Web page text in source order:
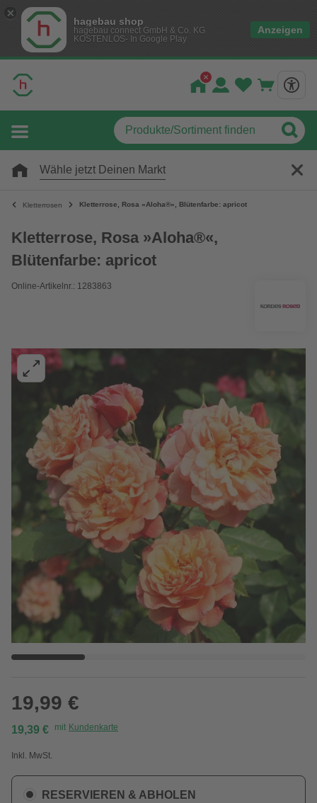
hagebau shop
hagebau connect GmbH & Co. KG
KOSTENLOS- In Google Play
Anzeigen
Wähle jetzt Deinen Markt
Kletterrosen Kletterrose, Rosa »Aloha®«, Blütenfarbe: apricot
Kletterrose, Rosa »Aloha®«,
Blütenfarbe: apricot
Online-Artikelnr.: 1283863
19,99 €
19,39 € mit Kundenkarte
Inkl. MwSt.
RESERVIEREN & ABHOLEN